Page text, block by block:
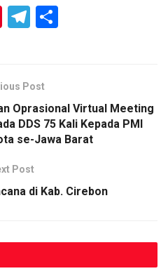
Pi
es
t
T
gr
a
m
Post
Oprasional Virtual Meeting
DDS 75 Kali Kepada PMI
se-Jawa Barat
Post
di Kab. Cirebon